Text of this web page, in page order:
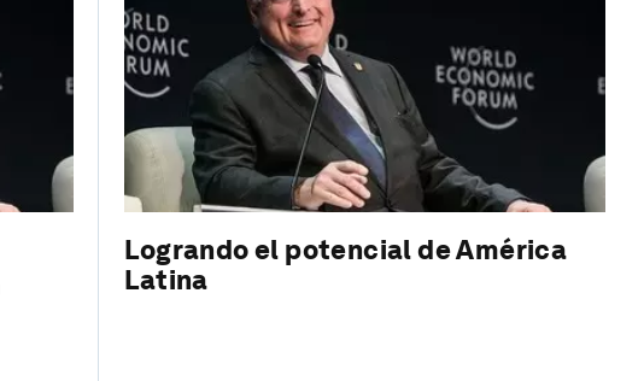
Logrando el potencial de América
Latina